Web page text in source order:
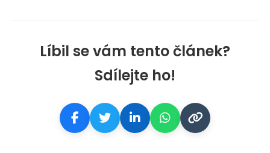
Líbil se vám tento článek?
Sdílejte ho!